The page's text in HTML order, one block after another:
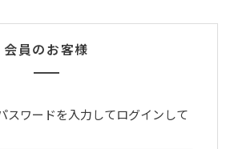
会員のお客様
スワードを入力してログインして